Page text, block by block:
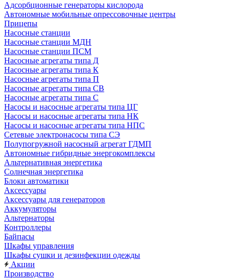
Адсорбционные генераторы кислорода
Автономные мобильные опрессовочные центры
Прицепы
Насосные станции
Насосные станции МДН
Насосные станции ПСМ
Насосные агрегаты типа Д
Насосные агрегаты типа К
Насосные агрегаты типа П
Насосные агрегаты типа СВ
Насосные агрегаты типа С
Насосы и насосные агрегаты типа ЦГ
Насосы и насосные агрегаты типа НК
Насосы и насосные агрегаты типа НПС
Сетевые электронасосы типа СЭ
Полупогружной насосный агрегат ГДМП
Автономные гибридные энергокомплексы
Альтернативная энергетика
Солнечная энергетика
Блоки автоматики
Аксессуары
Аксессуары для генераторов
Аккумуляторы
Альтернаторы
Контроллеры
Байпасы
Шкафы управления
Шкафы сушки и дезинфекции одежды
Акции
Производство